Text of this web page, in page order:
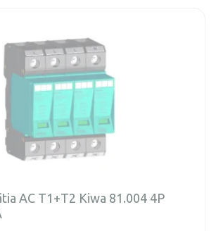
AC T1+T2 Kiwa 81.004 4P